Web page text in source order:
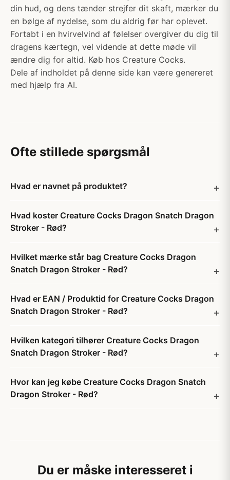
din hud, og dens tænder strejfer dit skaft, mærker du
en bølge af nydelse, som du aldrig før har oplevet.
Fortabt i en hvirvelvind af følelser overgiver du dig til
dragens kærtegn, vel vidende at dette møde vil
ændre dig for altid. Køb hos Creature Cocks.
Dele af indholdet på denne side kan være genereret
med hjælp fra AI.
Ofte stillede spørgsmål
Hvad er navnet på produktet?
Hvad koster Creature Cocks Dragon Snatch Dragon
Stroker - Rød?
Hvilket mærke står bag Creature Cocks Dragon
Snatch Dragon Stroker - Rød?
Hvad er EAN / Produktid for Creature Cocks Dragon
Snatch Dragon Stroker - Rød?
Hvilken kategori tilhører Creature Cocks Dragon
Snatch Dragon Stroker - Rød?
Hvor kan jeg købe Creature Cocks Dragon Snatch
Dragon Stroker - Rød?
Du er måske interesseret i